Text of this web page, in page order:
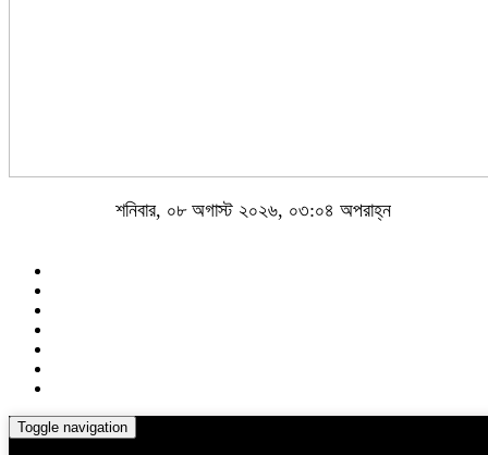
শনিবার, ০৮ অগাস্ট ২০২৬, ০৩:০৪ অপরাহ্ন
Toggle navigation